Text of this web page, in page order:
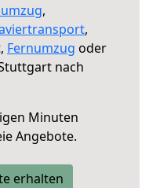
,
,
Fernumzug oder
nach
Minuten
Angebote.
erhalten